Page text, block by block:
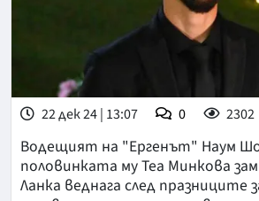
22 дек 24 | 13:07 0 2302
Водещият на "Ергенът" Наум
половинката му Теа Минкова
Ланка веднага след празниците